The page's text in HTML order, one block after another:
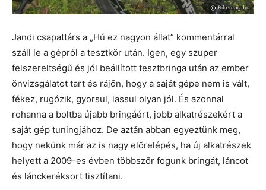
Jandi csapattárs a „Hú ez nagyon állat” kommentárral
száll le a gépről a tesztkör után. Igen, egy szuper
felszereltségű és jól beállított tesztbringa után az ember
önvizsgálatot tart és rájön, hogy a saját gépe nem is vált,
fékez, rugózik, gyorsul, lassul olyan jól. És azonnal
rohanna a boltba újabb bringáért, jobb alkatrészekért a
saját gép tuningjához. De aztán abban egyeztünk meg,
hogy nekünk már az is nagy előrelépés, ha új alkatrészek
helyett a 2009-es évben többször fogunk bringát, láncot
és lánckeréksort tisztítani.